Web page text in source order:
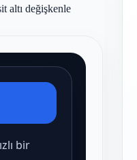
altı değişkenle